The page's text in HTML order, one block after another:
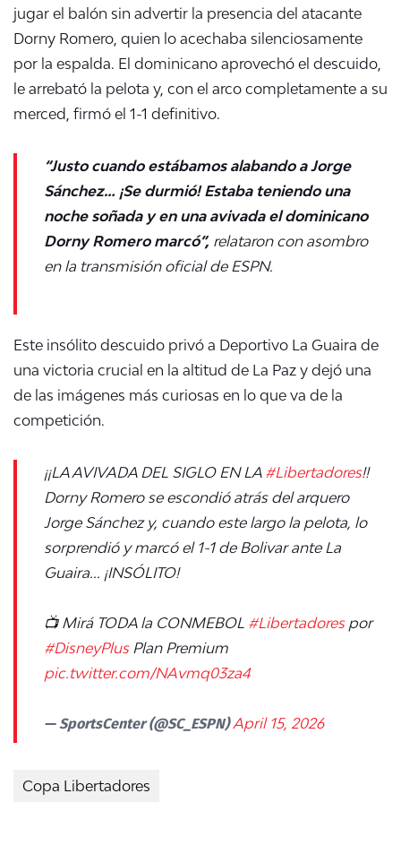
jugar el balón sin advertir la presencia del atacante
Dorny Romero, quien lo acechaba silenciosamente
por la espalda. El dominicano aprovechó el descuido,
le arrebató la pelota y, con el arco completamente a su
merced, firmó el 1-1 definitivo.
“Justo cuando estábamos alabando a Jorge
Sánchez… ¡Se durmió! Estaba teniendo una
noche soñada y en una avivada el dominicano
Dorny Romero marcó”, relataron con asombro
en la transmisión oficial de ESPN.
Este insólito descuido privó a Deportivo La Guaira de
una victoria crucial en la altitud de La Paz y dejó una
de las imágenes más curiosas en lo que va de la
competición.
¡¡LA AVIVADA DEL SIGLO EN LA #Libertadores!!
Dorny Romero se escondió atrás del arquero
Jorge Sánchez y, cuando este largo la pelota, lo
sorprendió y marcó el 1-1 de Bolivar ante La
Guaira... ¡INSÓLITO!
📺 Mirá TODA la CONMEBOL #Libertadorespor
#DisneyPlusPlan Premium
pic.twitter.com/NAvmq03za4
— SportsCenter (@SC_ESPN)April 15, 2026
Copa Libertadores